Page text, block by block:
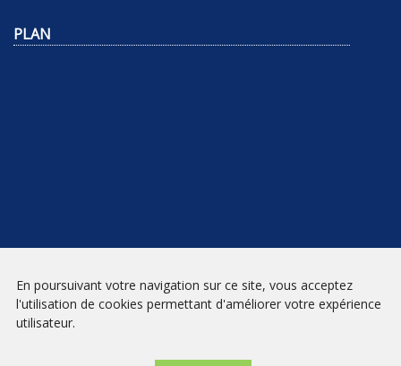
PLAN
NEWSLETTER
En poursuivant votre navigation sur ce site, vous acceptez
l'utilisation de cookies permettant d'améliorer votre expérience
utilisateur.